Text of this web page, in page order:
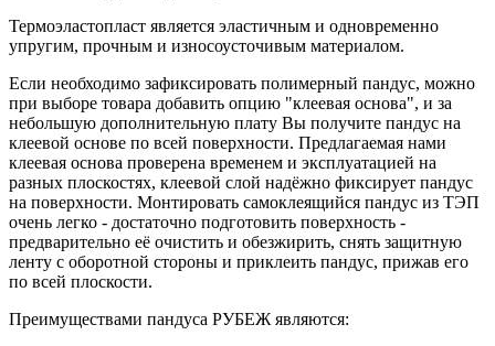
Термоэластопласт является эластичным и одновременно
упругим, прочным и износоусточивым материалом.
Если необходимо зафиксировать полимерный пандус, можно
при выборе товара добавить опцию "клеевая основа", и за
небольшую дополнительную плату Вы получите пандус на
клеевой основе по всей поверхности. Предлагаемая нами
клеевая основа проверена временем и эксплуатацией на
разных плоскостях, клеевой слой надёжно фиксирует пандус
на поверхности. Монтировать самоклеящийся пандус из ТЭП
очень легко - достаточно подготовить поверхность -
предварительно её очистить и обезжирить, снять защитную
ленту с оборотной стороны и приклеить пандус, прижав его
по всей плоскости.
Преимуществами пандуса РУБЕЖ являются: